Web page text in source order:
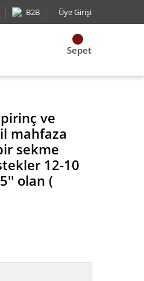
B2B Üye Girişi
Sepet
ve
mahfaza
sekme
12-10
olan (